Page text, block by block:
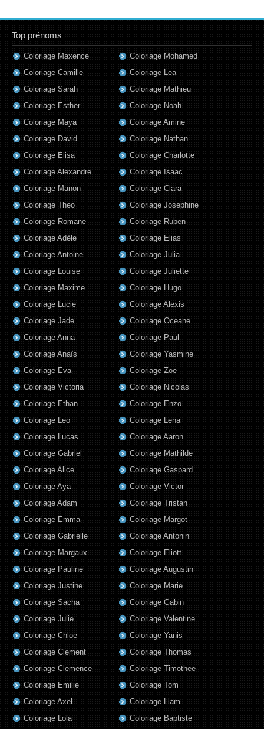
Top prénoms
Coloriage Maxence
Coloriage Camille
Coloriage Sarah
Coloriage Esther
Coloriage Maya
Coloriage David
Coloriage Elisa
Coloriage Alexandre
Coloriage Manon
Coloriage Theo
Coloriage Romane
Coloriage Adèle
Coloriage Antoine
Coloriage Louise
Coloriage Maxime
Coloriage Lucie
Coloriage Jade
Coloriage Anna
Coloriage Anaïs
Coloriage Eva
Coloriage Victoria
Coloriage Ethan
Coloriage Leo
Coloriage Lucas
Coloriage Gabriel
Coloriage Alice
Coloriage Aya
Coloriage Adam
Coloriage Emma
Coloriage Gabrielle
Coloriage Mohamed
Coloriage Lea
Coloriage Mathieu
Coloriage Noah
Coloriage Amine
Coloriage Nathan
Coloriage Charlotte
Coloriage Isaac
Coloriage Clara
Coloriage Josephine
Coloriage Ruben
Coloriage Elias
Coloriage Julia
Coloriage Juliette
Coloriage Hugo
Coloriage Alexis
Coloriage Oceane
Coloriage Paul
Coloriage Yasmine
Coloriage Zoe
Coloriage Nicolas
Coloriage Enzo
Coloriage Lena
Coloriage Aaron
Coloriage Mathilde
Coloriage Gaspard
Coloriage Victor
Coloriage Tristan
Coloriage Margot
Coloriage Antonin
Coloriage Margaux
Coloriage Pauline
Coloriage Justine
Coloriage Sacha
Coloriage Julie
Coloriage Chloe
Coloriage Clement
Coloriage Clemence
Coloriage Emilie
Coloriage Axel
Coloriage Lola
Coloriage Eliott
Coloriage Augustin
Coloriage Marie
Coloriage Gabin
Coloriage Valentine
Coloriage Yanis
Coloriage Thomas
Coloriage Timothee
Coloriage Tom
Coloriage Liam
Coloriage Baptiste